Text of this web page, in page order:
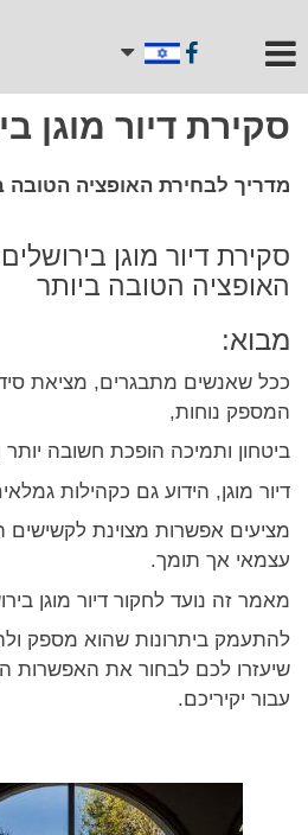
סקירת דיור מוגן
מדריך לבחירת האופציה הטובה
סקירת דיור מוגן
האופציה הטובה ביותר
מבוא:
ככל שאנשים מתבגרים, מציאת
המספק נוחות,
ביטחון ותמיכה הופכת חשובה יותר
דיור מוגן, הידוע גם כקהילות
מציעים אפשרות מצוינת לקשישים
עצמאי אך תומך.
מאמר זה נועד לחקור דיור מוגן
להתעמק ביתרונות שהוא מספק
שיעזרו לכם לבחור את האפשרות
עבור יקיריכם.